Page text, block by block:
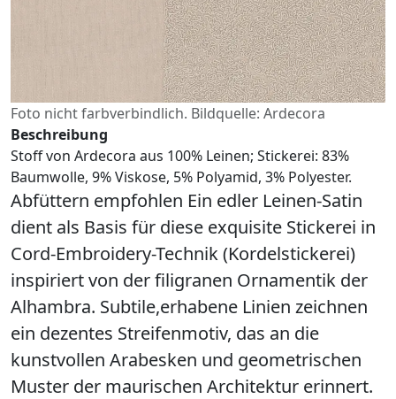
Foto nicht farbverbindlich. Bildquelle: Ardecora
Beschreibung
Stoff von Ardecora aus 100% Leinen; Stickerei: 83%
Baumwolle, 9% Viskose, 5% Polyamid, 3% Polyester.
Abfüttern empfohlen Ein edler Leinen-Satin
dient als Basis für diese exquisite Stickerei in
Cord-Embroidery-Technik (Kordelstickerei)
inspiriert von der filigranen Ornamentik der
Alhambra. Subtile,erhabene Linien zeichnen
ein dezentes Streifenmotiv, das an die
kunstvollen Arabesken und geometrischen
Muster der maurischen Architektur erinnert.